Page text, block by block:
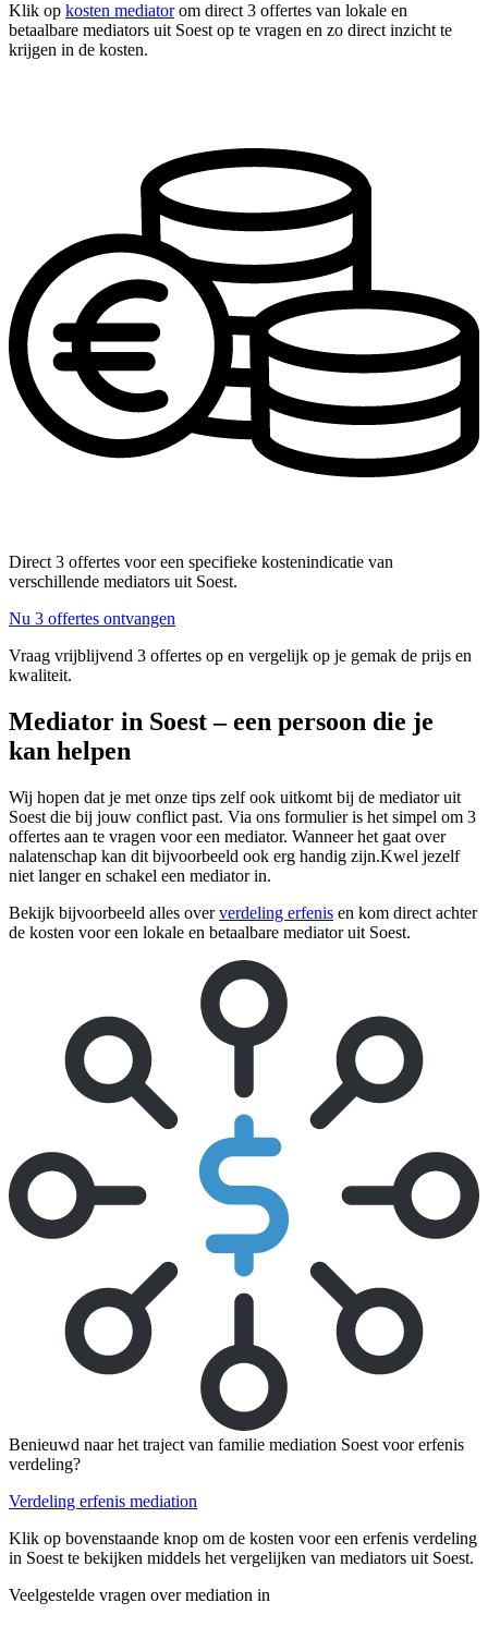
Klik op kosten mediatorom direct 3 offertes van lokale en
betaalbare mediators uit Soest op te vragen en zo direct inzicht te
krijgen in de kosten.
Direct 3 offertes voor een specifieke kostenindicatie van
verschillende mediators uit Soest.
Nu 3 offertes ontvangen
Vraag vrijblijvend 3 offertes op en vergelijk op je gemak de prijs en
kwaliteit.
Mediator in Soest – een persoon die je
kan helpen
Wij hopen dat je met onze tips zelf ook uitkomt bij de mediator uit
Soest die bij jouw conflict past. Via ons formulier is het simpel om 3
offertes aan te vragen voor een mediator. Wanneer het gaat over
nalatenschap kan dit bijvoorbeeld ook erg handig zijn.Kwel jezelf
niet langer en schakel een mediator in.
Bekijk bijvoorbeeld alles oververdeling erfenis en kom direct achter
de kosten voor een lokale en betaalbare mediator uit Soest.
Benieuwd naar het traject van familie mediation Soest voor erfenis
verdeling?
Verdeling erfenis mediation
Klik op bovenstaande knop om de kosten voor een erfenis verdeling
in Soest te bekijken middels het vergelijken van mediators uit Soest.
Veelgestelde vragen over mediation in